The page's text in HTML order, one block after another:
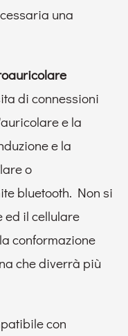
una
di connessioni
e la
e la
o
bluetooth. Non si
ed il cellulare
conformazione
che diverrà più
con